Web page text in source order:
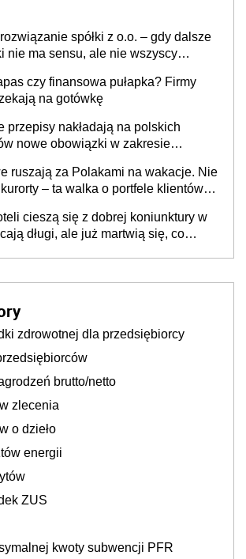
spółki z o.o. – gdy dalsze
nie ma sensu, ale nie wszyscy
czy finansowa pułapka? Firmy
na gotówkę
przepisy nakładają na polskich
nowe obowiązki w zakresie
ruszają za Polakami na wakacje. Nie
– ta walka o portfele klientów
cieszą się z dobrej koniunktury w
długi, ale już martwią się, co
zdrowotnej dla przedsiębiorcy
brutto/netto
zlecenia
o dzieło
energii
ZUS
kwoty subwencji PFR